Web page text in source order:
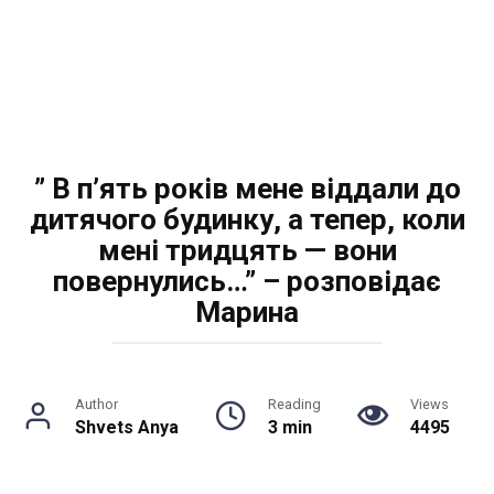
” В п’ять років мене віддали до
дитячого будинку, а тепер, коли
мені тридцять — вони
повернулись…” – розповідає
Марина
Author
Shvets Anya
Reading
3 min
Views
4495